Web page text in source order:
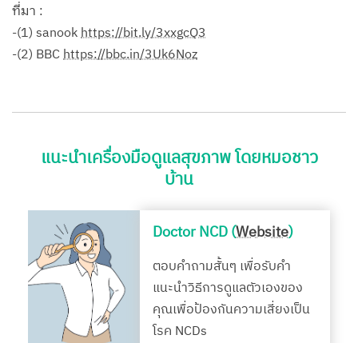
ที่มา :
-(1) sanookhttps://bit.ly/3xxgcQ3
-(2) BBChttps://bbc.in/3Uk6Noz
แนะนำเครื่องมือดูแลสุขภาพ โดยหมอชาว
บ้าน
Doctor NCD (Website)
ตอบคำถามสั้นๆ เพื่อรับคำ
แนะนำวิธีการดูแลตัวเองของ
คุณเพื่อป้องกันความเสี่ยงเป็น
โรค NCDs